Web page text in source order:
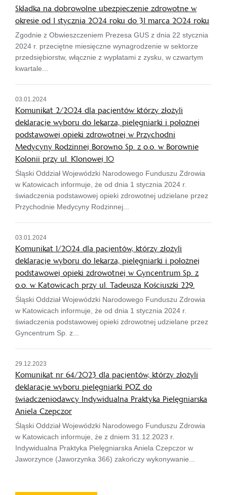
Składka na dobrowolne ubezpieczenie zdrowotne w
okresie od 1 stycznia 2024 roku do 31 marca 2024 roku
Zgodnie z Obwieszczeniem Prezesa GUS z dnia 22 stycznia
2024 r. przeciętne miesięczne wynagrodzenie w sektorze
przedsiębiorstw, włącznie z wypłatami z zysku, w czwartym
kwartale...
03.01.2024
Komunikat 2/2024 dla pacjentów którzy złożyli
deklaracje wyboru do lekarza, pielęgniarki i położnej
podstawowej opieki zdrowotnej w Przychodni
Medycyny Rodzinnej Borowno Sp. z o.o. w Borownie
Kolonii przy ul. Klonowej 10
Śląski Oddział Wojewódzki Narodowego Funduszu Zdrowia
w Katowicach informuje, że od dnia 1 stycznia 2024 r.
świadczenia podstawowej opieki zdrowotnej udzielane przez
Przychodnie Medycyny Rodzinnej...
03.01.2024
Komunikat 1/2024 dla pacjentów, którzy złożyli
deklaracje wyboru do lekarza, pielęgniarki i położnej
podstawowej opieki zdrowotnej w Gyncentrum Sp. z
o.o. w Katowicach przy ul. Tadeusza Kościuszki 229.
Śląski Oddział Wojewódzki Narodowego Funduszu Zdrowia
w Katowicach informuje, że od dnia 1 stycznia 2024 r.
świadczenia podstawowej opieki zdrowotnej udzielane przez
Gyncentrum Sp. z...
29.12.2023
Komunikat nr 64/2023 dla pacjentów, którzy złożyli
deklaracje wyboru pielęgniarki POZ do
świadczeniodawcy Indywidualna Praktyka Pielęgniarska
Aniela Czepczor
Śląski Oddział Wojewódzki Narodowego Funduszu Zdrowia
w Katowicach informuje, że z dniem 31.12.2023 r.
Indywidualna Praktyka Pielęgniarska Aniela Czepczor w
Jaworzynce (Jaworzynka 366) zakończy wykonywanie...